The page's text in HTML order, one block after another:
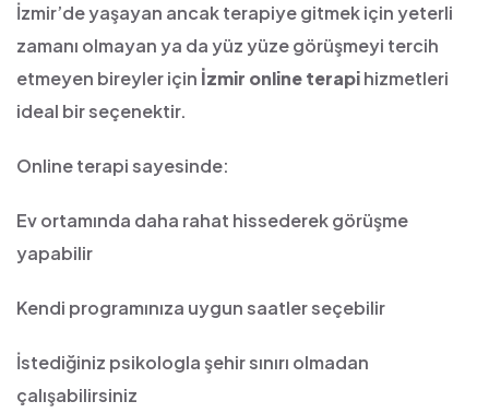
İzmir’de yaşayan ancak terapiye gitmek için yeterli
zamanı olmayan ya da yüz yüze görüşmeyi tercih
etmeyen bireyler için İzmir online terapihizmetleri
ideal bir seçenektir.
Online terapi sayesinde:
Ev ortamında daha rahat hissederek görüşme
yapabilir
Kendi programınıza uygun saatler seçebilir
İstediğiniz psikologla şehir sınırı olmadan
çalışabilirsiniz